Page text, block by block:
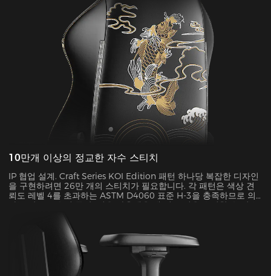
10만개 이상의 정교한 자수 스티치
IP 협업 설계. Craft Series KOI Edition 패턴 하나당 복잡한 디자인
을 구현하려면 26만 개의 스티치가 필요합니다. 각 패턴은 색상 견
뢰도 레벨 4를 초과하는 ASTM D4060 표준 H-3을 충족하므로 의
자는 앞으로 수년 동안 "처음 사용했을 때"의 느낌을 유지할 수 있습